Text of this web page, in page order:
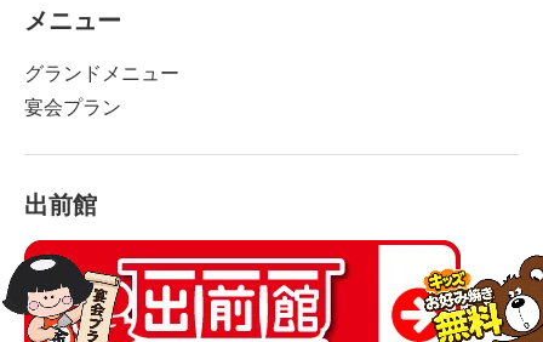
メニュー
グランドメニュー
宴会プラン
出前館